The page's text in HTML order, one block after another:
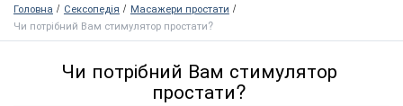
Головна Сексопедія
Масажери простати
Чи потрібний Вам стимулятор простати?
Чи потрібний Вам стимулятор
простати?